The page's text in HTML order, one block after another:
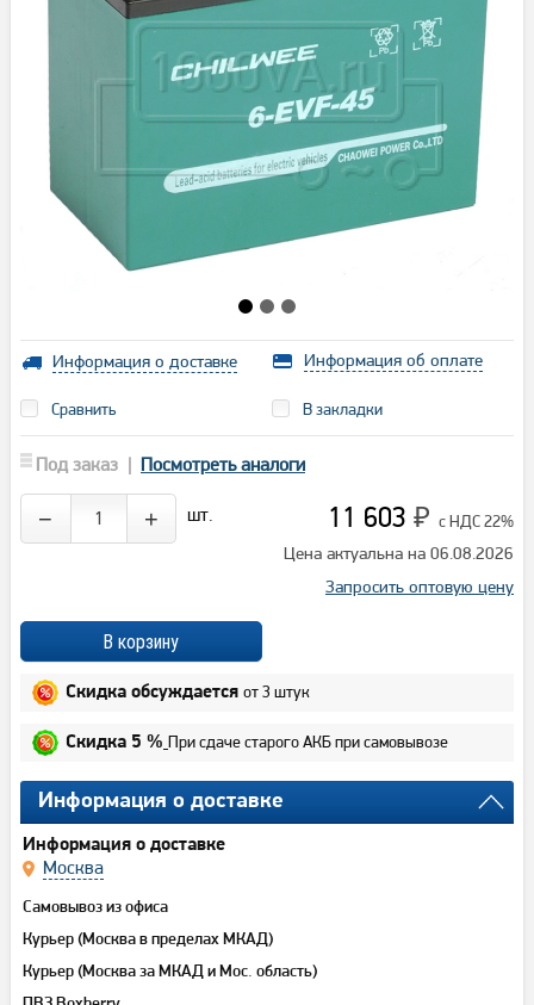
Информация о доставке Информация об оплате
Сравнить В закладки
Под заказ | Посмотреть аналоги
− + шт. 11 603 ₽ с НДС 22%
Цена актуальна на 06.08.2026
Запросить оптовую цену
Скидка обсуждается от 3 штук
Скидка 5 % При сдаче старого АКБ при самовывозе
Информация о доставке
Информация о доставке
Москва
Самовывоз из офиса
Курьер (Москва в пределах МКАД)
Курьер (Москва за МКАД и Мос. область)